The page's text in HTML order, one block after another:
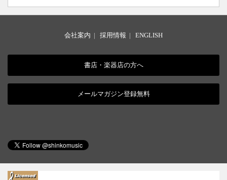
会社案内 | 採用情報 | ENGLISH
書店・楽器店の方へ
メールマガジン登録無料